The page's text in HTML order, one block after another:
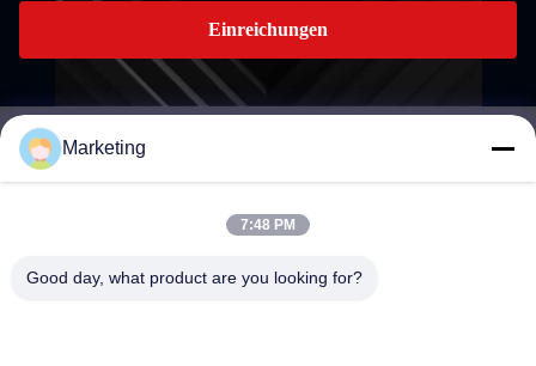
Einreichungen
marketing@hwashi.com
Marketing
7:48 PM
Good day, what product are you looking for?